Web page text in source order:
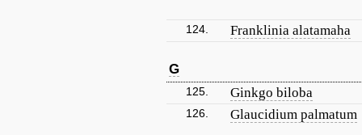
124. Franklinia alatamaha
G
125. Ginkgo biloba
126. Glaucidium palmatum